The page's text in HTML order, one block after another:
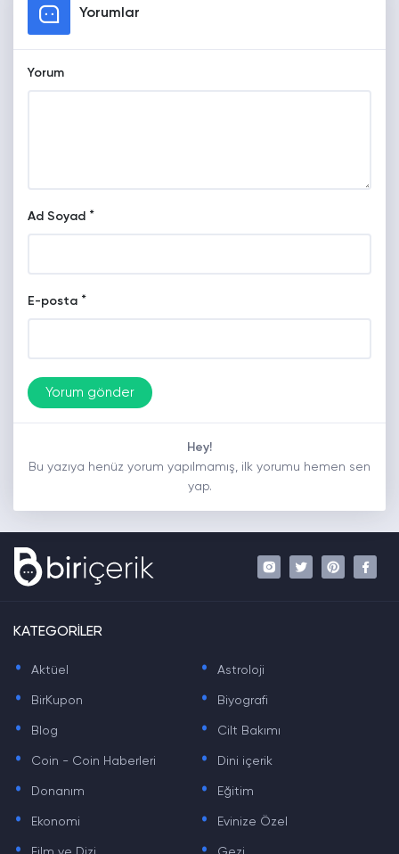
Yorumlar
Yorum
Ad Soyad *
E-posta *
Hey!
Bu yazıya henüz yorum yapılmamış, ilk yorumu hemen sen
yap.
KATEGORİLER
. Aktüel . Astroloji
. BirKupon . Biyografi
. Blog . Cilt Bakımı
. Coin - Coin Haberleri . Dini içerik
. Donanım . Eğitim
. Ekonomi . Evinize Özel
. .